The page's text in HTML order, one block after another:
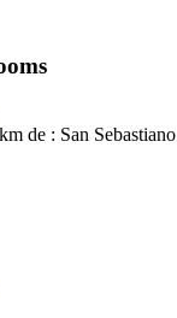
de : San Sebastiano